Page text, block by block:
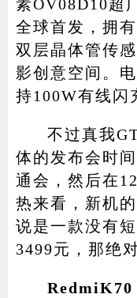
素OV08D10超
全球首发，拥
双层晶体管传
影创意空间。
持100W有线闪
不过真我
体的发布会时
通会，然后在
热来看，新机
说是一款没有
3499元，那绝
RedmiK70